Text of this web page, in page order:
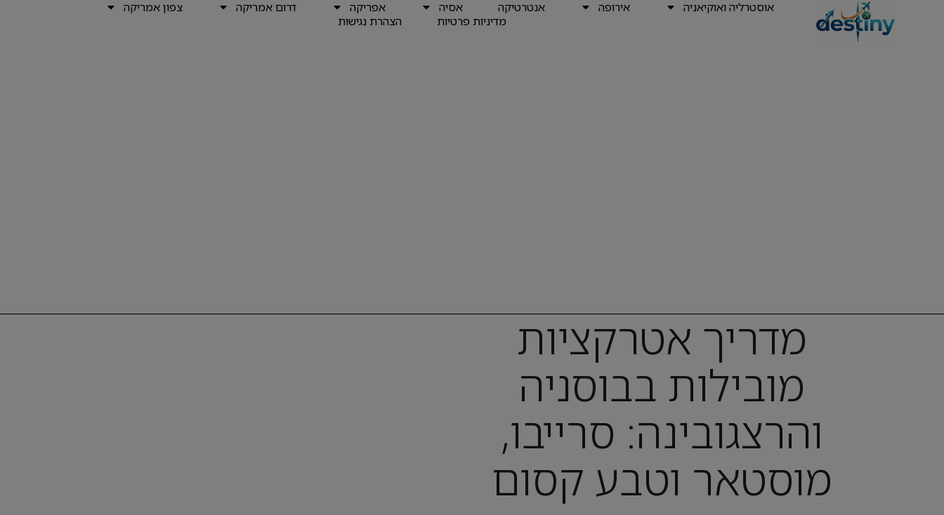
אוסטרליה ואוקיאניה אירופה אנטרטיקה אסיה אפריקה דרום אמריקה
צפון אמריקה
מדיניות פרטיות
הצהרת נגישות
מדריך אטרקציות
מובילות בבוסניה
והרצגובינה: סרייבו,
מוסטאר וטבע קסום